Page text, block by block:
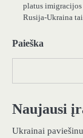
platus imigracijos
Rusija-Ukraina
Paieška
Naujausi
Ukrainai